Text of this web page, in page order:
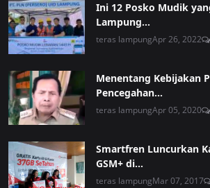
Ini 12 Posko Mudik
Lampung...
teras lampungApr 26, 2022
Menentang Kebijakan
Pencegahan...
teras lampungApr 05, 2020
Smartfren Luncurkan
GSM+ di...
teras lampungMar 07, 2017